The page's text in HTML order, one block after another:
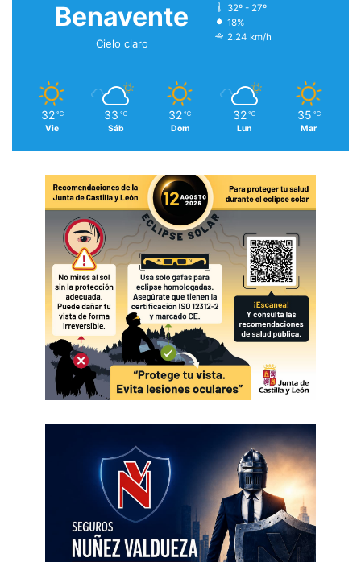
Benavente
Cielo claro
32º - 27º
18%
2.24 km/h
32 ℃
Vie
33 ℃
Sáb
32 ℃
Dom
32 ℃
Lun
35 ℃
Mar